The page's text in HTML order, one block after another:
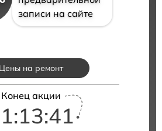
записи на сайте
Цены на ремонт
Конец акции